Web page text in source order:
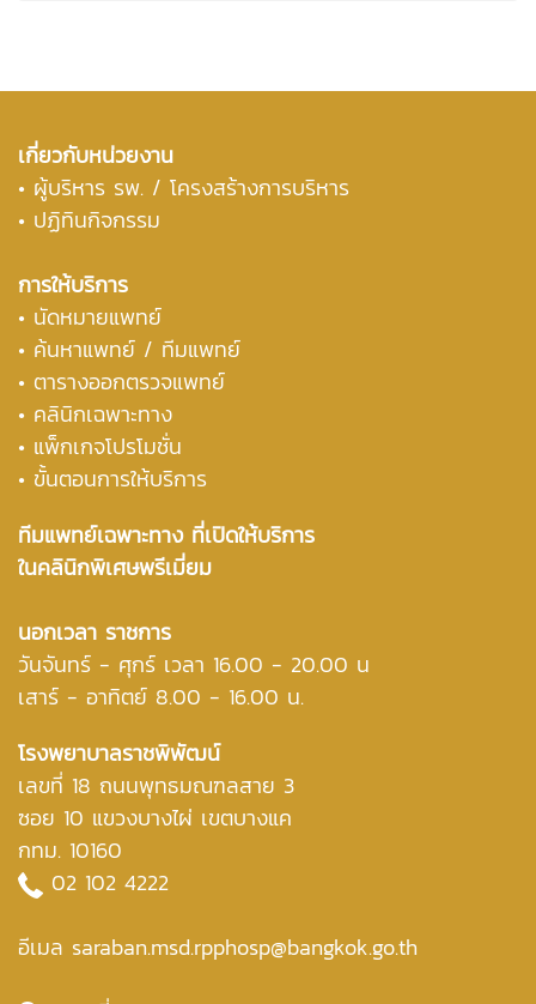
เกี่ยวกับหน่วยงาน
• ผู้บริหาร รพ. / โครงสร้างการบริหาร
• ปฏิทินกิจกรรม
การให้บริการ
• นัดหมายแพทย์
• ค้นหาแพทย์ / ทีมแพทย์
• ตารางออกตรวจแพทย์
• คลินิกเฉพาะทาง
• แพ็กเกจโปรโมชั่น
• ขั้นตอนการให้บริการ
ทีมแพทย์เฉพาะทาง ที่เปิดให้บริการ
ในคลินิกพิเศษพรีเมี่ยม
นอกเวลา ราชการ
วันจันทร์ - ศุกร์ เวลา 16.00 - 20.00 น
เสาร์ - อาทิตย์ 8.00 - 16.00 น.
โรงพยาบาลราชพิพัฒน์
เลขที่ 18 ถนนพุทธมณฑลสาย 3
ซอย 10 แขวงบางไผ่ เขตบางแค
กทม. 10160
02 102 4222
อีเมล saraban.msd.rpphosp@bangkok.go.th